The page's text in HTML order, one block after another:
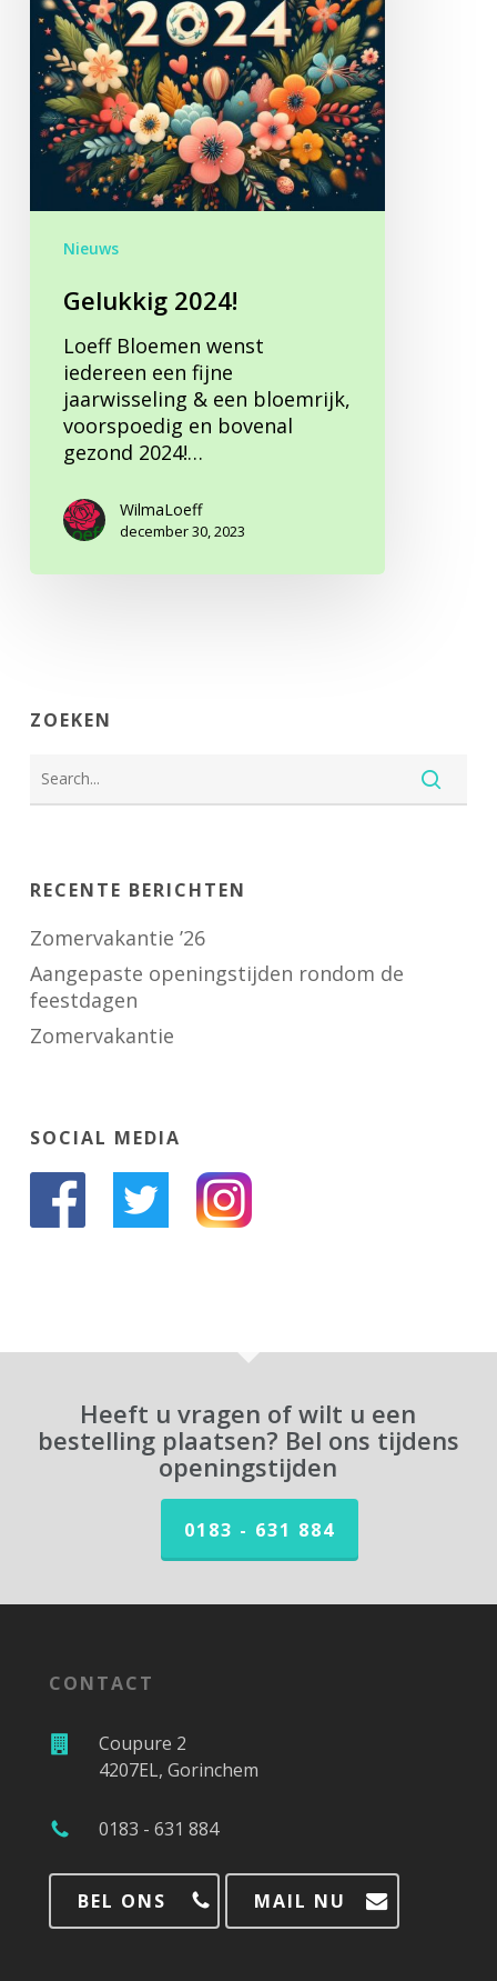
Nieuws
Gelukkig 2024!
Loeff Bloemen wenst
iedereen een fijne
jaarwisseling & een bloemrijk,
voorspoedig en bovenal
gezond 2024!…
WilmaLoeff
december 30, 2023
ZOEKEN
RECENTE BERICHTEN
Zomervakantie ’26
Aangepaste openingstijden rondom de
feestdagen
Zomervakantie
SOCIAL MEDIA
Heeft u vragen of wilt u een
bestelling plaatsen? Bel ons tijdens
openingstijden
0183 - 631 884
CONTACT
Coupure 2
4207EL, Gorinchem
0183 - 631 884
BEL ONS MAIL NU